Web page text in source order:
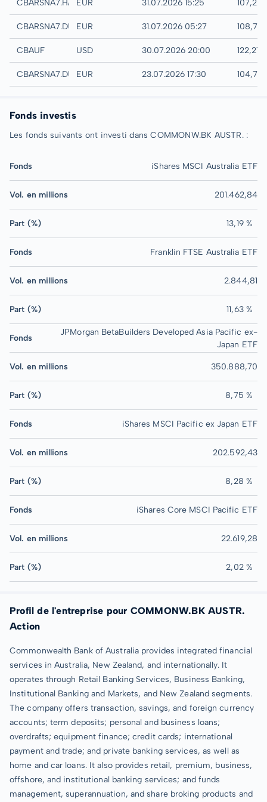
Hamburg
CBARSNA7.HAMBEUR 31.07.2026 15:25 107,22
Quotrix
CBARSNA7.DUSDEUR 31.07.2026 05:27 108,76
UTC
CBAUF USD 30.07.2026 20:00 122,27
Düsseldorf
CBARSNA7.DUSBEUR 23.07.2026 17:30 104,78
Fonds investis
Les fonds suivants ont investi dans COMMONW.BK AUSTR. :
Fonds iShares MSCI Australia ETF
Vol. en millions 201.462,84
Part (%) 13,19 %
Fonds Franklin FTSE Australia ETF
Vol. en millions 2.844,81
Part (%) 11,63 %
Fonds
JPMorgan BetaBuilders Developed Asia Pacific ex-
Japan ETF
Vol. en millions 350.888,70
Part (%) 8,75 %
Fonds iShares MSCI Pacific ex Japan ETF
Vol. en millions 202.592,43
Part (%) 8,28 %
Fonds iShares Core MSCI Pacific ETF
Vol. en millions 22.619,28
Part (%) 2,02 %
Profil de l'entreprise pour COMMONW.BK AUSTR.
Action
Commonwealth Bank of Australia provides integrated financial
services in Australia, New Zealand, and internationally. It
operates through Retail Banking Services, Business Banking,
Institutional Banking and Markets, and New Zealand segments.
The company offers transaction, savings, and foreign currency
accounts; term deposits; personal and business loans;
overdrafts; equipment finance; credit cards; international
payment and trade; and private banking services, as well as
home and car loans. It also provides retail, premium, business,
offshore, and institutional banking services; and funds
management, superannuation, and share broking products and